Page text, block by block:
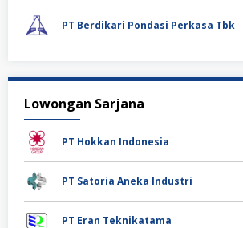
PT Berdikari Pondasi Perkasa Tbk
Lowongan Sarjana
PT Hokkan Indonesia
PT Satoria Aneka Industri
PT Eran Teknikatama